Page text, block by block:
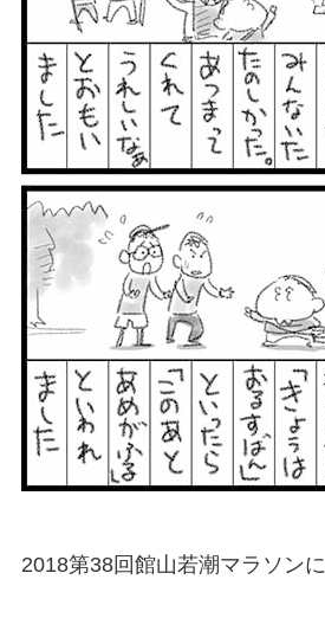
2018第38回館山若潮マラソンに